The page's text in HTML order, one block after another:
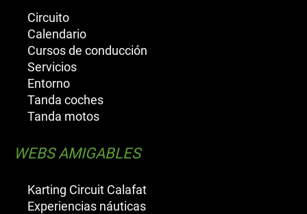
Circuito
Calendario
Cursos de conducción
Servicios
Entorno
Tanda coches
Tanda motos
WEBS AMIGABLES
Karting Circuit Calafat
Experiencias náuticas